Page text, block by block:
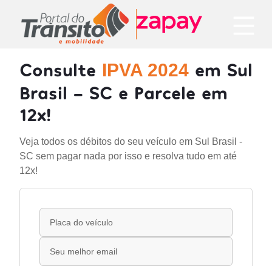
Consulte IPVA 2024 em Sul
Brasil - SC e Parcele em
12x!
Veja todos os débitos do seu veículo em Sul Brasil -
SC sem pagar nada por isso e resolva tudo em até
12x!